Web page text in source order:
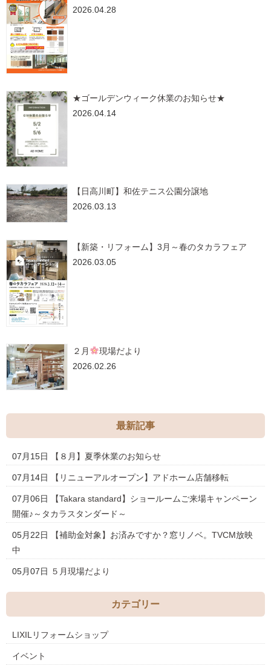
2026.04.28
★ゴールデンウィーク休業のお知らせ★
2026.04.14
【日高川町】和佐テニス公園分譲地
2026.03.13
【新築・リフォーム】3月～春のタカラフェア
2026.03.05
２月
現場だより
2026.02.26
最新記事
07月15日 【８月】夏季休業のお知らせ
07月14日 【リニューアルオープン】アドホーム店舗移転
07月06日
【Takara standard】ショールームご来場キャンペーン
開催♪～タカラスタンダード～
05月22日
【補助金対象】お済みですか？窓リノベ。TVCM放映
中
05月07日 ５月現場だより
カテゴリー
LIXILリフォームショップ
イベント